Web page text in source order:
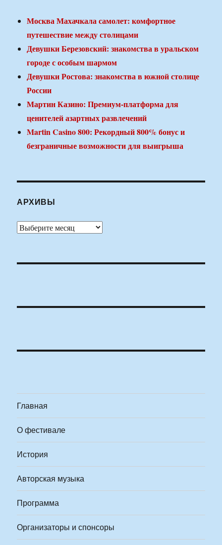
Москва Махачкала самолет: комфортное
путешествие между столицами
Девушки Березовский: знакомства в уральском
городе с особым шармом
Девушки Ростова: знакомства в южной столице
России
Мартин Казино: Премиум-платформа для
ценителей азартных развлечений
Martin Casino 800: Рекордный 800% бонус и
безграничные возможности для выигрыша
АРХИВЫ
Архивы
Главная
О фестивале
История
Авторская музыка
Программа
Организаторы и спонсоры